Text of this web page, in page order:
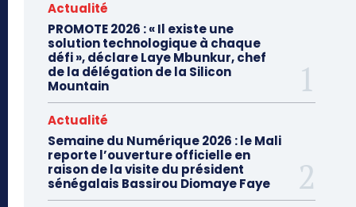
Actualité
PROMOTE 2026 : « Il existe une
solution technologique à chaque
défi », déclare Laye Mbunkur, chef
de la délégation de la Silicon
Mountain
Actualité
Semaine du Numérique 2026 : le Mali
reporte l’ouverture officielle en
raison de la visite du président
sénégalais Bassirou Diomaye Faye